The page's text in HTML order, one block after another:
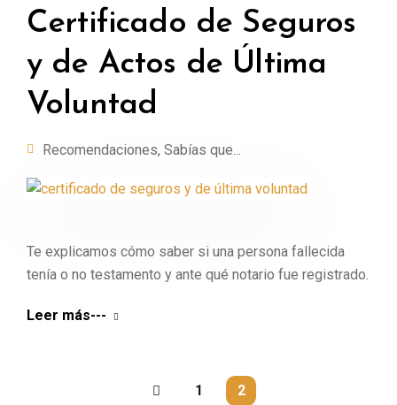
Certificado de Seguros
y de Actos de Última
Voluntad
Recomendaciones, Sabías que...
Te explicamos cómo saber si una persona fallecida
tenía o no testamento y ante qué notario fue registrado.
Leer más---
1 2